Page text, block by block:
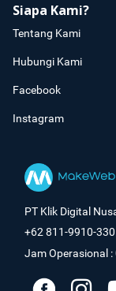
Siapa Kami?
Tentang Kami
Hubungi Kami
Facebook
Instagram
PT Klik Digital
+62 811-9910-330
Jam Operasional :